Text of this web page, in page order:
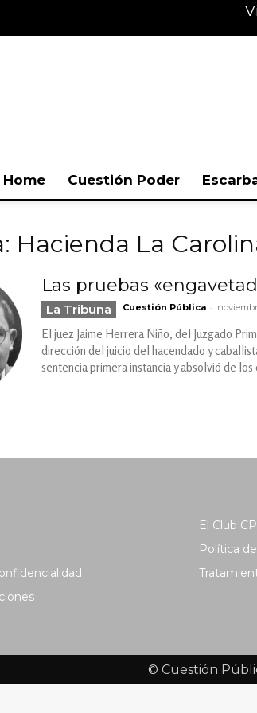
Home Cuestión Poder
Hacienda La
Las pruebas
La Tribuna Cuestión Pública -
El juez Jaime Herrera Niño, del Juzgado
dirección del juicio del hacendado y
sentencia primera instancia y absolvió de
El Club CP
Política
© Cuestión